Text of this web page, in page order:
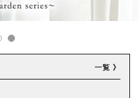
一覧 》